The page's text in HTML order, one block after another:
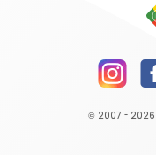
© 2007 - 2026